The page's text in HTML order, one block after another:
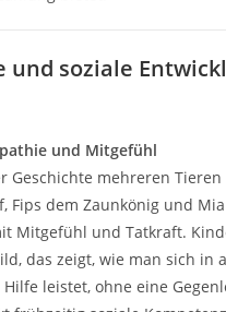
und soziale
und Mitgefühl
Geschichte mehreren Tieren
Fips dem Zaunkönig und
Mitgefühl und Tatkraft.
das zeigt, wie man sich in
leistet, ohne eine